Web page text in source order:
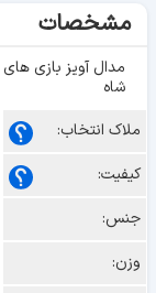
مشخصات
شاه
ملاک انتخاب:
کیفیت:
جنس:
وزن: